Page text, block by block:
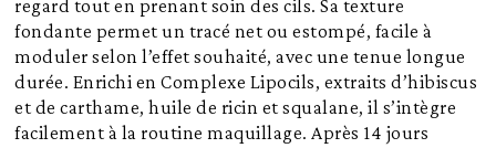
regard tout en prenant soin des cils. Sa texture
fondante permet un tracé net ou estompé, facile à
moduler selon l’effet souhaité, avec une tenue longue
durée. Enrichi en Complexe Lipocils, extraits d’hibiscus
et de carthame, huile de ricin et squalane, il s’intègre
facilement à la routine maquillage. Après 14 jours